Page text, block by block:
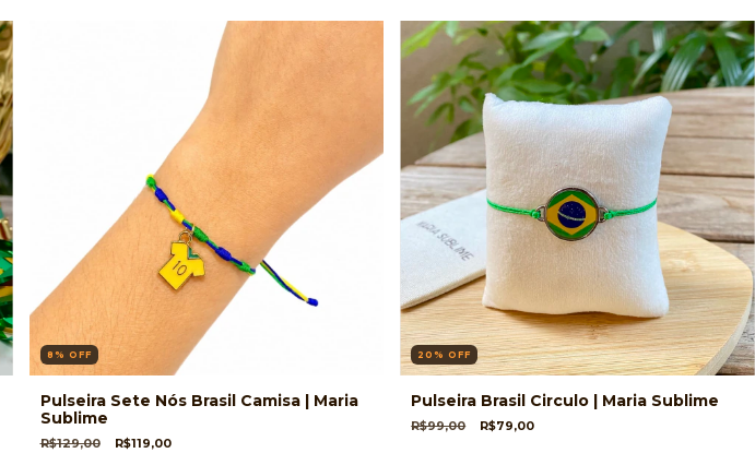
8 % OFF
Pulseira Sete Nós Brasil Camisa | Maria
Sublime
R$129,00 R$119,00
20% OFF
Pulseira Brasil Circulo | Maria Sublime
R$99,00 R$79,00